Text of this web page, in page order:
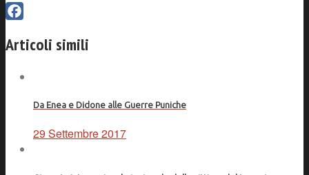
Articoli simili
Da Enea e Didone alle Guerre Puniche
29 Settembre 2017